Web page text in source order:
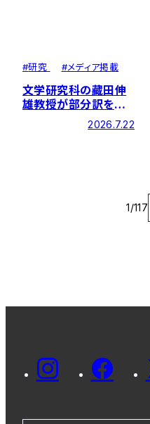
#研究 #メディア掲載
文学研究科の藏田伸
雄教授が部分訳を担
当した『臨床倫理学 第
9版』が刊行されまし
2026.7.22
1/117